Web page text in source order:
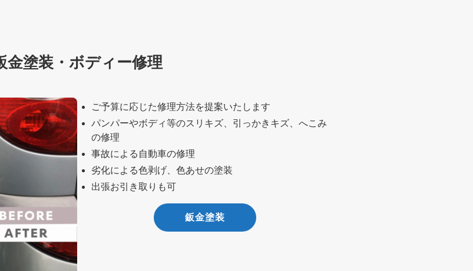
金塗装・ボディー修理
ご予算に応じた修理方法を提案いたします
パンパーやボディ等のスリキズ、引っかきキズ、へこみ
の修理
事故による自動車の修理
劣化による色剥げ、色あせの塗装
出張お引き取りも可
鈑金塗装